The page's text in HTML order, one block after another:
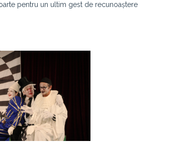
pentru un ultim gest de recunoaștere